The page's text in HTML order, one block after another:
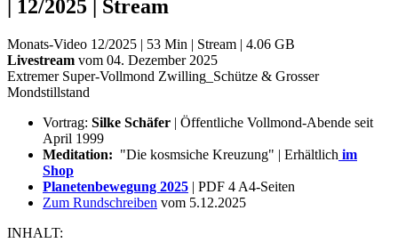
| 12/2025 | Stream
Monats-Video 12/2025 | 53 Min | Stream | 4.06 GB
Livestream vom 04. Dezember 2025
Extremer Super-Vollmond Zwilling_Schütze & Grosser
Mondstillstand
Vortrag: Silke Schäfer | Öffentliche Vollmond-Abende seit
April 1999
Meditation: "Die kosmsiche Kreuzung" | Erhältlich im
Shop
Planetenbewegung 2025 | PDF 4 A4-Seiten
Zum Rundschreiben vom 5.12.2025
INHALT: